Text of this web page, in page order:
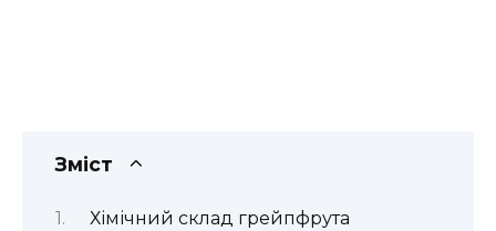
Зміст
Хімічний склад грейпфрута